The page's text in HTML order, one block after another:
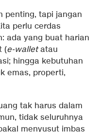
penting, tapi jangan
perlu cerdas
ada yang buat harian
(e-walletatau
hingga kebutuhan
emas, properti,
tak harus dalam
tidak seluruhnya
menyusut imbas